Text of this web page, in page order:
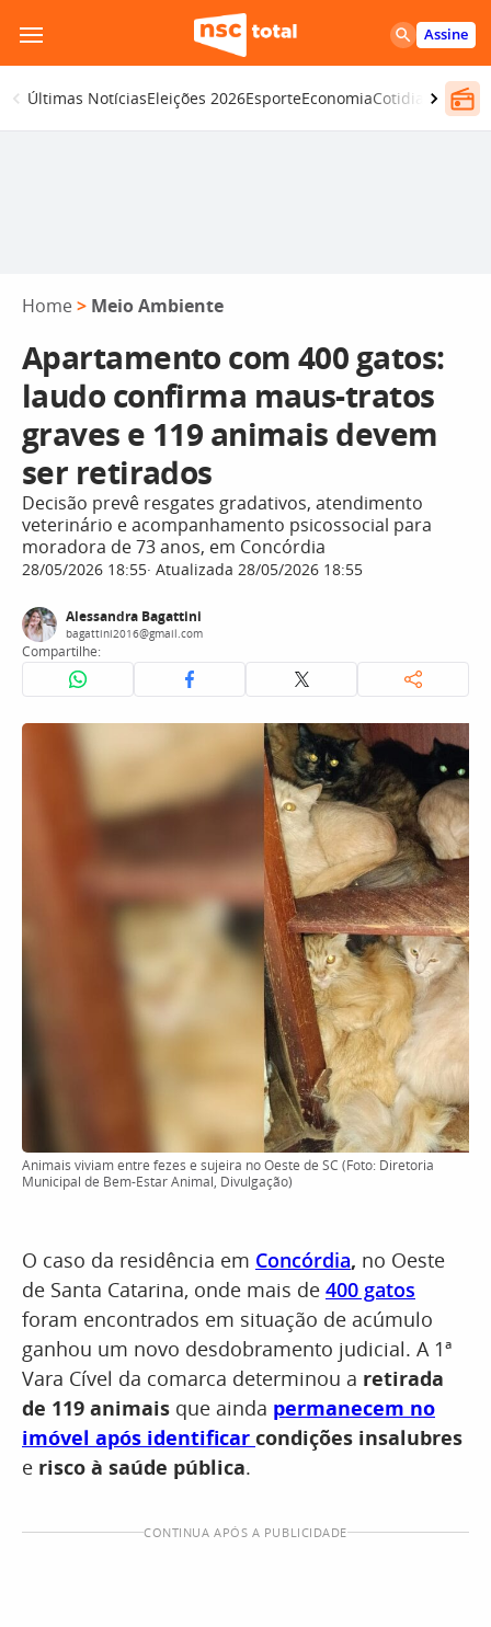
para
o
conteúdo
Assine
Últimas NotíciasEleições 2026EsporteEconomiaCotidiano
Home > Meio Ambiente
Apartamento com 400 gatos:
laudo confirma maus-tratos
graves e 119 animais devem
ser retirados
Decisão prevê resgates gradativos, atendimento
veterinário e acompanhamento psicossocial para
moradora de 73 anos, em Concórdia
28/05/2026 18:55 Atualizada 28/05/2026 18:55
Alessandra Bagattini
bagattini2016@gmail.com
Compartilhe:
Animais viviam entre fezes e sujeira no Oeste de SC (Foto: Diretoria
Municipal de Bem-Estar Animal, Divulgação)
O caso da residência em Concórdia, no Oeste
de Santa Catarina, onde mais de 400 gatos
foram encontrados em situação de acúmulo
ganhou um novo desdobramento judicial. A 1ª
Vara Cível da comarca determinou a retirada
de 119 animais que ainda permanecem no
imóvel após identificar condições insalubres
e risco à saúde pública.
CONTINUA APÓS A PUBLICIDADE